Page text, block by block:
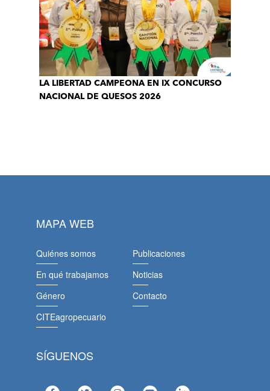
LA LIBERTAD CAMPEONA EN IX CONCURSO
NACIONAL DE QUESOS 2026
MAPA WEB
Quiénes somos
En qué trabajamos
Género
CITEagropecuario
Publicaciones
Noticias
Contacto
SÍGUENOS